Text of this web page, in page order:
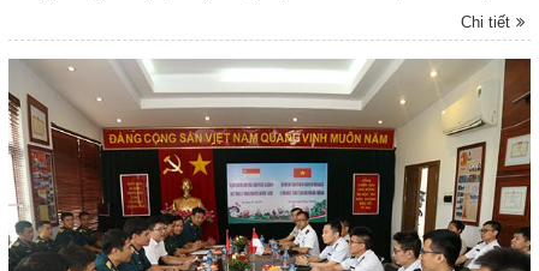
Đoàn tại Bộ Tư lệnh Quân chủng có Thiếu tướng Nguyễn Hữu Chí - Phó
Tư lệnh Quân chủng PK-KQ, cùng đại diện cơ quan chức năng của Quân
Chi tiết